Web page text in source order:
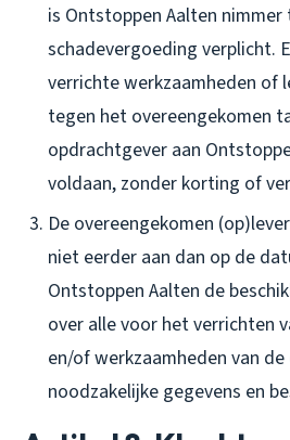
is Ontstoppen Aalten
schadevergoeding verplicht.
verrichte werkzaamheden of
tegen het overeengekomen
opdrachtgever aan
voldaan, zonder korting of
De overeengekomen
niet eerder aan dan op de
Ontstoppen Aalten de
over alle voor het verrichten
en/of werkzaamheden van
noodzakelijke gegevens en